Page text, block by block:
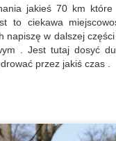
jakieś 70 km
to ciekawa
napiszę w dalszej
. Jest tutaj dosyć
przez jakiś czas .
czy Deszno, z prostego
XV wieku. To wtedy w
się Baluthowa. Wieś
podlegała parochii w
II wojną światową